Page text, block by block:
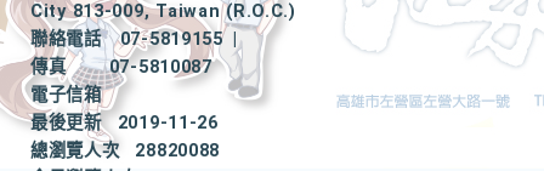
City 813-009, Taiwan (R.O.C.)
聯絡電話
07-5819155
|
傳真
07-5810087
電子信箱
最後更新
2019-11-26
總瀏覽人次
28820088